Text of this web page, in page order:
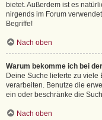
bietet. Außerdem ist es
nirgends im Forum
Begriffe!
Nach oben
Warum bekomme ich bei
Deine Suche lieferte zu viele
verarbeiten. Benutze die
ein oder beschränke die
Nach oben